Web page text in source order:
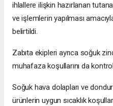
ihlallere ilişkin hazırlanan
ve işlemlerin yapılması
belirtildi.
Zabıta ekipleri ayrıca soğuk
muhafaza koşullarını da
Soğuk hava dolapları ve
ürünlerin uygun sıcaklık